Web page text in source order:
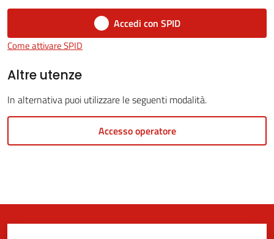
on-
gli
Accedi con SPID
Come attivare SPID
Altre utenze
In alternativa puoi utilizzare le seguenti modalità.
Accesso operatore